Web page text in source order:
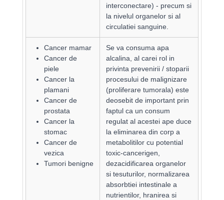
interconectare) - precum si
la nivelul organelor si al
circulatiei sanguine.
Cancer mamar
Cancer de
piele
Cancer la
plamani
Cancer de
prostata
Cancer la
stomac
Cancer de
vezica
Tumori benigne
Se va consuma apa
alcalina, al carei rol in
privinta prevenirii / stoparii
procesului de malignizare
(proliferare tumorala) este
deosebit de important prin
faptul ca un consum
regulat al acestei ape duce
la eliminarea din corp a
metabolitilor cu potential
toxic-cancerigen,
dezacidificarea organelor
si tesuturilor, normalizarea
absorbtiei intestinale a
nutrientilor, hranirea si